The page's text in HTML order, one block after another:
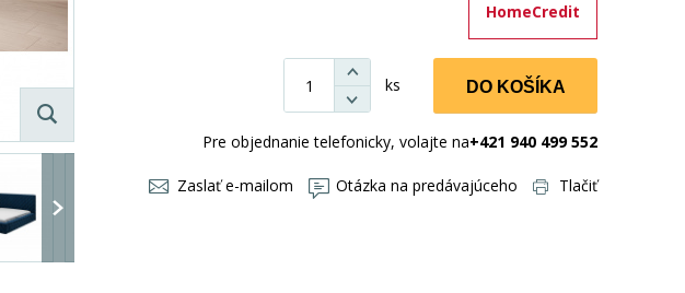
HomeCredit
ks DO KOŠÍKA
Pre objednanie telefonicky, volajte na+421 940 499 552
Zaslať e-mailom Otázka na predávajúceho Tlačiť